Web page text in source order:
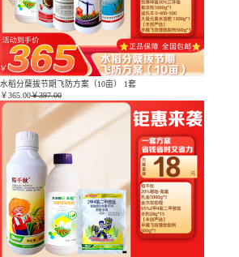
水稻分蘖拔节期飞防方案（10亩） 1套
￥365.00￥397.00